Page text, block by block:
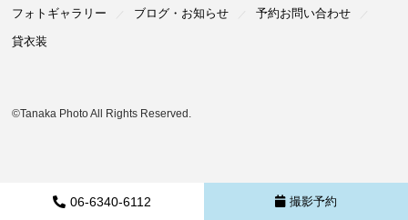
06-6340-6112 撮影予約
フォトギャラリー ブログ・お知らせ 予約お問い合わせ
貸衣装
©Tanaka Photo All Rights Reserved.